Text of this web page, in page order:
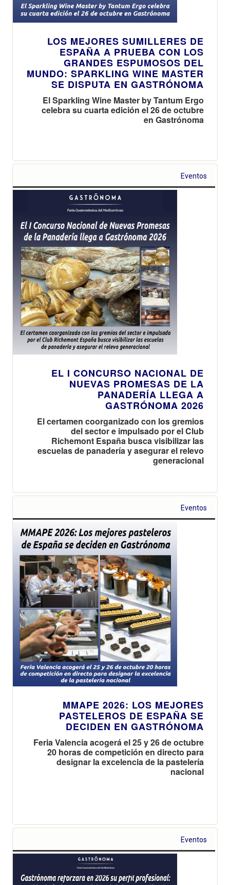
LOS MEJORES SUMILLERES DE
ESPAÑA A PRUEBA CON LOS
GRANDES ESPUMOSOS DEL
MUNDO: SPARKLING WINE MASTER
SE DISPUTA EN GASTRÓNOMA
El Sparkling Wine Master by Tantum Ergo
celebra su cuarta edición el 26 de octubre
en Gastrónoma
Eventos
EL I CONCURSO NACIONAL DE
NUEVAS PROMESAS DE LA
PANADERÍA LLEGA A
GASTRÓNOMA 2026
El certamen coorganizado con los gremios
del sector e impulsado por el Club
Richemont España busca visibilizar las
escuelas de panadería y asegurar el relevo
generacional
Eventos
MMAPE 2026: LOS MEJORES
PASTELEROS DE ESPAÑA SE
DECIDEN EN GASTRÓNOMA
Feria Valencia acogerá el 25 y 26 de octubre
20 horas de competición en directo para
designar la excelencia de la pastelería
nacional
Eventos